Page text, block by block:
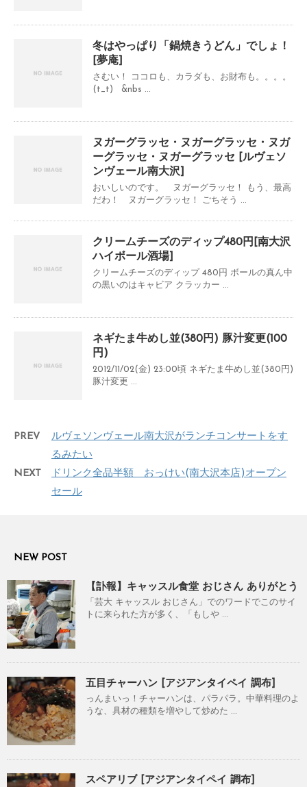
冬はやっぱり「鍋焼きうどん」でしょ！
[夢庵]
さむい！ ココロも、カラダも、お財布も。。。。
(t_t) &nbs ...
ヌガーグラッセ・ヌガーグラッセ・ヌガ
ーグラッセ・ヌガーグラッセ [ルヴェソ
ンヴェール南大沢]
おいしいのです。 ヌガーグラッセ！ もう、最高
だわ！ ヌガーグラッセ！ ごちそう ...
クリームチーズのディップ480円[南大沢
ハイボール酒場]
クリームチーズのディップ 480円 ボールの真ん中
の黒いのはキャビア クラッカー ...
ネギたま牛めし並(380円) 豚汁変更(100
円)
2012/11/02(金) 23:00頃 ネギたま牛めし並(380円)
豚汁変更 ...
PREV
ルヴェソンヴェール南大沢がランチコンサートをす
るみたい
NEXT
ドリンク全品半額 おっけい(南大沢本店)オープン
セール
NEW POST
【訃報】キャッスル食堂 おじさん ありがとう
「芸大 キャッスル おじさん」でのワードでこのサイ
トに来られた方が多く、「もしや ...
五目チャーハン [アジアンタイペイ 調布]
っんまいっ！チャーハンは、パラパラ。中華料理のよ
うな、具材の種類を増やして炒めた ...
スペアリブ [アジアンタイペイ 調布]